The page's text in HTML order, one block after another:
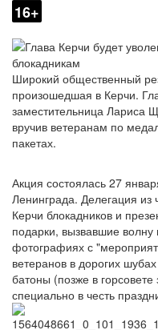
16+
Широкий общественный
произошедшая в Керчи.
заместительница Лариса
вручив ветеранам по
пакетах.
Акция состоялась 27
Ленинграда. Делегация
Керчи блокадников и
подарки, вызвавшие
фотографиях с
ветеранов в дорогих
батоны (позже в
специально в честь